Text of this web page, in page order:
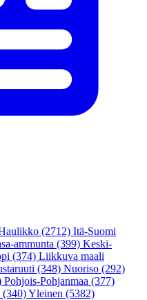
(2712) Itä-Suomi
ammunta (399) Keski-
(374) Liikkuva maali
(348) Nuoriso (292)
Pohjois-Pohjanmaa (377)
(340)Yleinen (5382)